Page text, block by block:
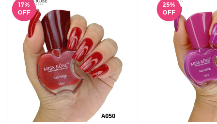
17%
OFF
25%
OFF